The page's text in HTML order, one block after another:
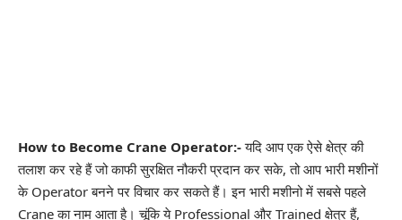
How to Become Crane Operator:-यदि आप एक ऐसे क्षेत्र की
तलाश कर रहे हैं जो काफी सुरक्षित नौकरी प्रदान कर सके, तो आप भारी मशीनों
के Operator बनने पर विचार कर सकते हैं। इन भारी मशीनो में सबसे पहले
Crane का नाम आता है। चूंकि ये Professional और Trained क्षेत्र हैं,